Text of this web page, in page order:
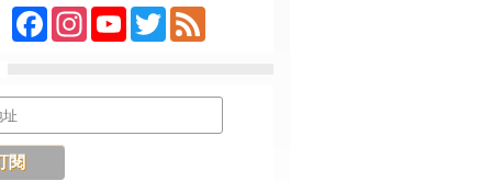
FacebookInstagramYouTubeTwitterFeed